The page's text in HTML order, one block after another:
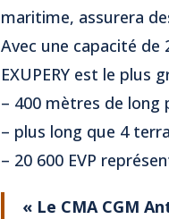
maritime, assurera
Avec une capacité de
EXUPERY est le
– 400 mètres de long
– plus long que 4
– 20 600 EVP
« Le CMA CGM